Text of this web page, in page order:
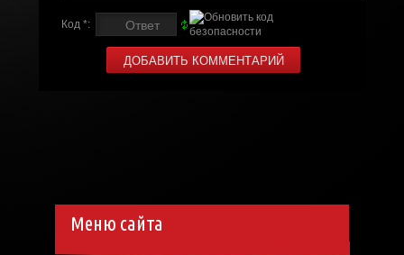
Код *:
Меню сайта